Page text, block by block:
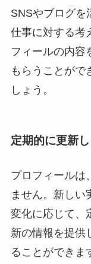
SNSやブログを
仕事に対する考
フィールの内容
もらうことがで
しょう。
定期的に更新
プロフィールは
ません。新しい
変化に応じて、
新の情報を提供
ることができま